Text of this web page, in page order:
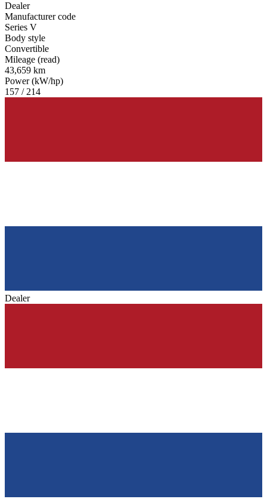
Dealer
Manufacturer code
Series V
Body style
Convertible
Mileage (read)
43,659 km
Power (kW/hp)
157 / 214
Dealer